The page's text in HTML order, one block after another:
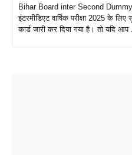
Bihar Board inter Second
इंटरमीडिएट वार्षिक परीक्षा 2025 के लिए
कार्ड जारी कर दिया गया है। तो यदि आप